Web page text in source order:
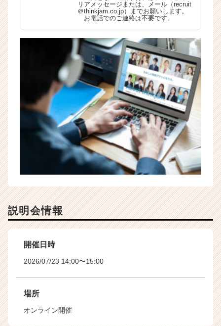
リアメッセージまたは、メール（recruit
＠thinkjam.co.jp）までお願いします。
お電話でのご連絡は不要です。
説明会情報
開催日時
2026/07/23 14:00〜15:00
場所
オンライン開催